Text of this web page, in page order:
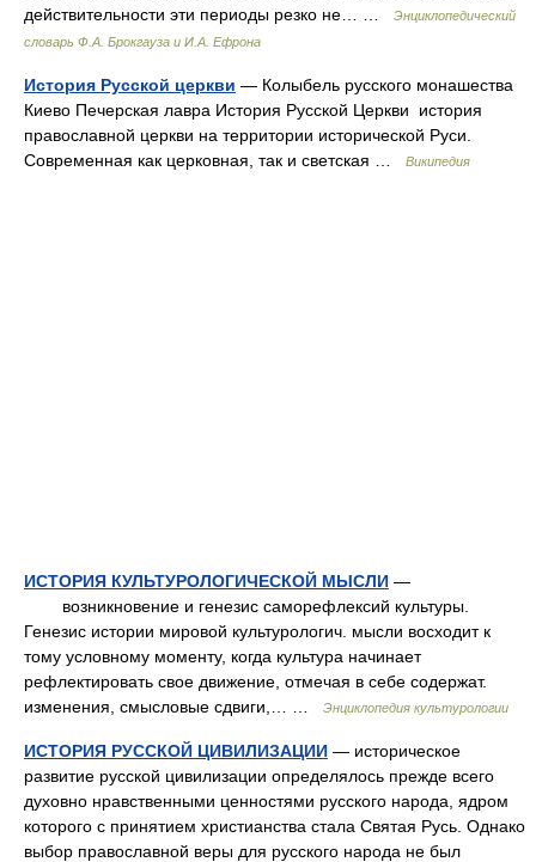
действительности эти периоды резко не… …
Энциклопедический
словарь Ф.А. Брокгауза и И.А. Ефрона
История Русской церкви — Колыбель русского монашества
Киево Печерская лавра История Русской Церкви история
православной церкви на территории исторической Руси.
Современная как церковная, так и светская …
Википедия
ИСТОРИЯ КУЛЬТУРОЛОГИЧЕСКОЙ МЫСЛИ —
возникновение и генезис саморефлексий культуры.
Генезис истории мировой культурологич. мысли восходит к
тому условному моменту, когда культура начинает
рефлектировать свое движение, отмечая в себе содержат.
изменения, смысловые сдвиги,… …
Энциклопедия культурологии
ИСТОРИЯ РУССКОЙ ЦИВИЛИЗАЦИИ — историческое
развитие русской цивилизации определялось прежде всего
духовно нравственными ценностями русского народа, ядром
которого с принятием христианства стала Святая Русь. Однако
выбор православной веры для русского народа не был